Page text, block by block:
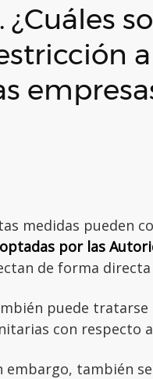
¿Cuáles
medidas pueden
por las
de forma
puede tratarse
con respecto
embargo, también